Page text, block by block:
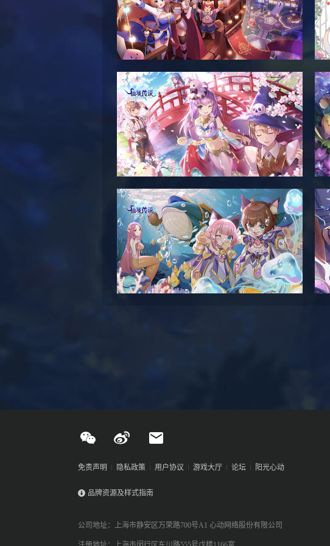
免责声明 隐私政策 用户协议 游戏大厅 论坛 阳光心动
品牌资源及样式指南
公司地址：上海市静安区万荣路700号A1 心动网络股份有限公司